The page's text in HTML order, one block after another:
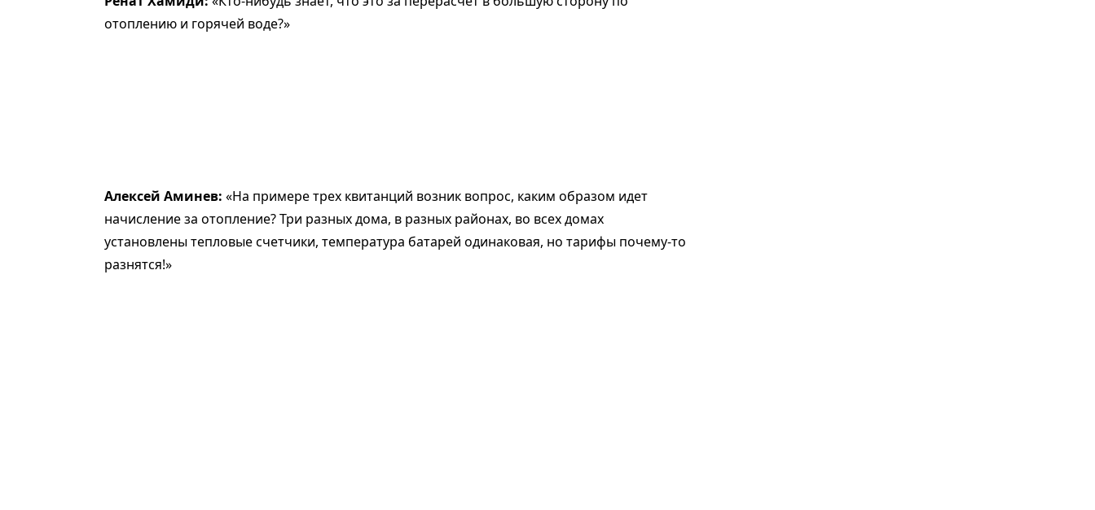
отоплению и горячей воде?»
Алексей Аминев: «На примере трех квитанций возник вопрос, каким образом идет
начисление за отопление? Три разных дома, в разных районах, во всех домах
установлены тепловые счетчики, температура батарей одинаковая, но тарифы почему-то
разнятся!»